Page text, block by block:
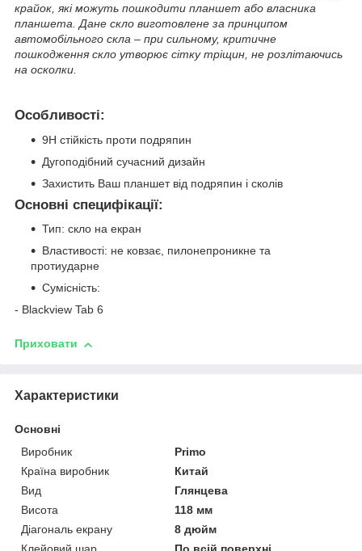
крайок, які можуть пошкодити планшет або власника
планшета. Дане скло виготовлене за принципом
автомобільного скла – при сильному, критичне
пошкодження скло утворює сітку тріщин, не розлітаючись
на осколки.
Особливості:
9Н стійкість проти подряпин
Дугоподібний сучасний дизайн
Захистить Ваш планшет від подряпин і сколів
Основні специфікації:
Тип: скло на екран
Властивості: не ковзає, пилонепроникне та
протиударне
Сумісність:
- Blackview Tab 6
Приховати
Характеристики
Основні
Виробник
Primo
Країна виробник
Китай
Вид
Глянцева
Висота
118 мм
Діагональ екрану
8 дюйм